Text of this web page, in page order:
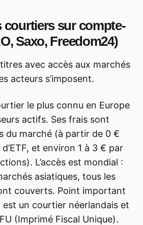
courtiers sur compte-
Saxo, Freedom24)
avec accès aux marchés
acteurs s’imposent.
le plus connu en Europe
actifs. Ses frais sont
du marché (à partir de 0 €
et environ 1 à 3 € par
L’accès est mondial :
asiatiques, tous les
couverts. Point important
est un courtier néerlandais et
(Imprimé Fiscal Unique).